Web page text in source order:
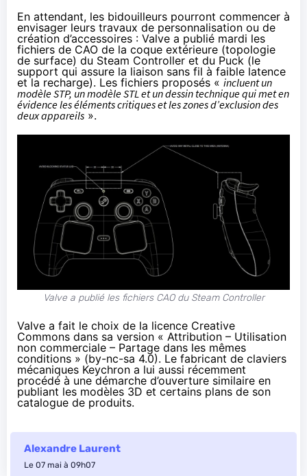
En attendant, les bidouilleurs pourront commencer à
envisager leurs travaux de personnalisation ou de
création d’accessoires : Valve a publié mardi les
fichiers de CAO de la coque extérieure (topologie
de surface) du Steam Controller et du Puck (le
support qui assure la liaison sans fil à faible latence
et la recharge). Les fichiers proposés « incluent un
modèle STP, un modèle STL et un dessin technique qui met en
évidence les éléments critiques et les zones d’exclusion des
deux appareils ».
Valve a publié les fichiers CAO du Steam Controller
Valve a fait le choix de la licence Creative
Commons dans sa version « Attribution – Utilisation
non commerciale – Partage dans les mêmes
conditions » (by-nc-sa 4.0). Le fabricant de claviers
mécaniques Keychron a lui aussi récemment
procédé à une démarche d’ouverture similaire en
publiant les modèles 3D et certains plans de son
catalogue de produits.
Alexandre Laurent
Le 07 mai à 09h07